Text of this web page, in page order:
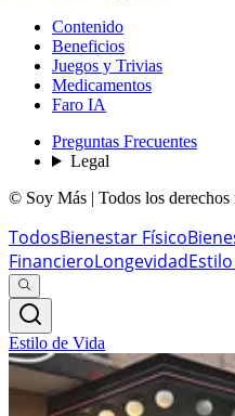
Contenido
Beneficios
Juegos y Trivias
Medicamentos
Faro IA
Preguntas Frecuentes
Legal
© Soy Más | Todos los derechos
TodosBienestar Físico
FinancieroLongevidad
Estilo de Vida